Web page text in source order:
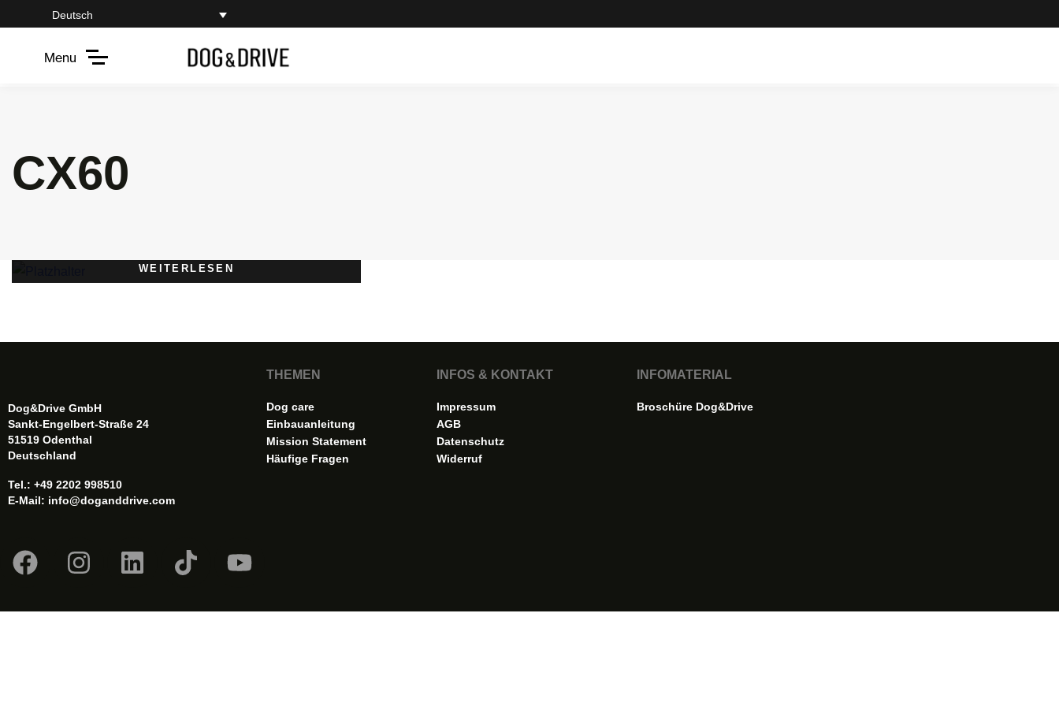
Deutsch
Menu
CX60
WEITERLESEN
Dog&Drive GmbH
Sankt-Engelbert-Straße 24
51519 Odenthal
Deutschland
Tel.: +49 2202 998510
E-Mail: info@doganddrive.com
THEMEN
Dog care
Einbauanleitung
Mission Statement
Häufige Fragen
INFOS & KONTAKT
Impressum
AGB
Datenschutz
Widerruf
INFOMATERIAL
Broschüre Dog&Drive